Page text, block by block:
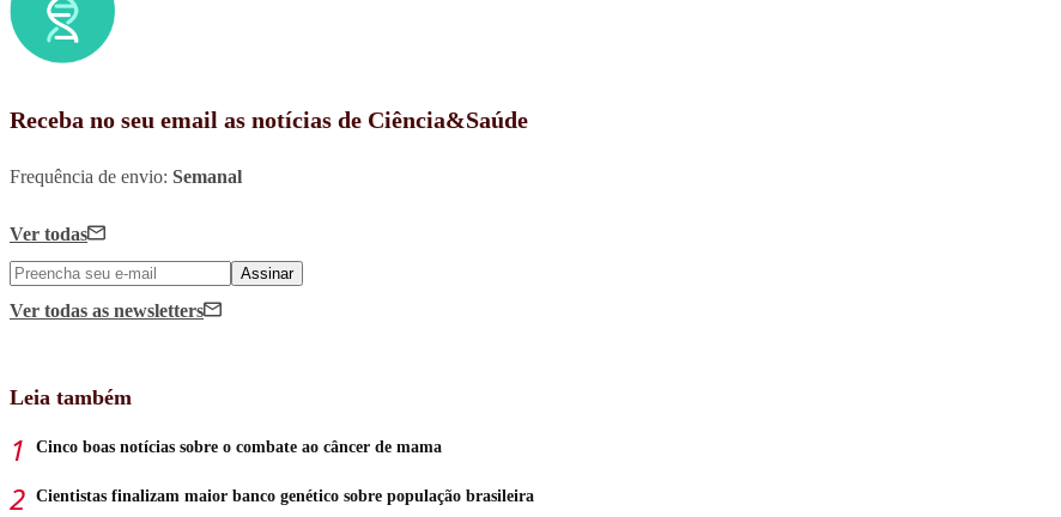
Receba no seu email as notícias de Ciência&Saúde
Frequência de envio: Semanal
Ver todas
Assinar
Ver todas as newsletters
Leia também
Cinco boas notícias sobre o combate ao câncer de mama
Cientistas finalizam maior banco genético sobre população brasileira